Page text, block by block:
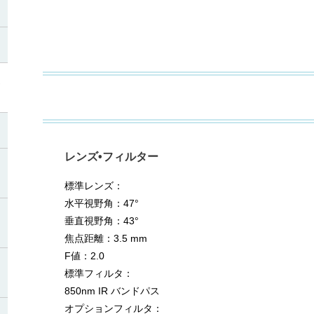
レンズ•フィルター
標準レンズ：
水平視野角：47°
垂直視野角：43°
焦点距離：3.5 mm
F値：2.0
標準フィルタ：
850nm IR バンドパス
オプションフィルタ：